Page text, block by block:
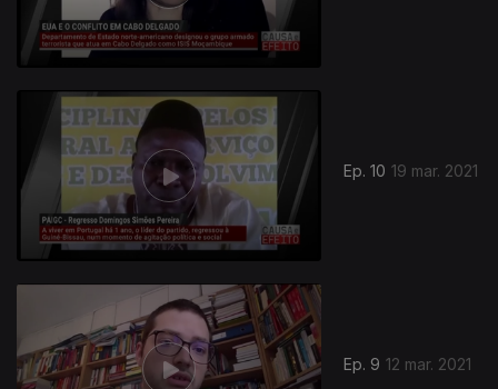
Ep. 10 19 mar. 2021
Ep. 9 12 mar. 2021
530596